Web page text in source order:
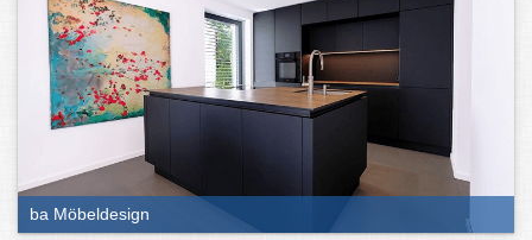
ba Möbeldesign